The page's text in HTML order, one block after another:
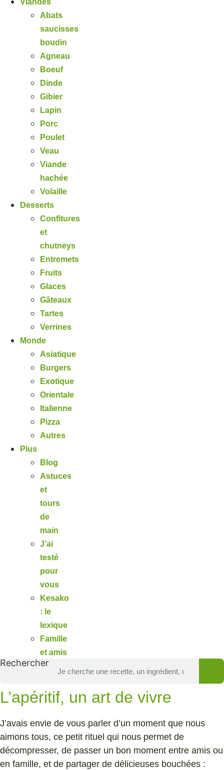
Viandes
Abats
saucisses
boudin
Agneau
Boeuf
Dinde
Gibier
Lapin
Porc
Poulet
Veau
Viande
hachée
Volaille
Desserts
Confitures
et
chutneys
Entremets
Fruits
Glaces
Gâteaux
Tartes
Verrines
Monde
Asiatique
Burgers
Exotique
Orientale
Italienne
Pizza
Autres
Plus
Blog
Astuces
et
tours
de
main
J’ai
testé
pour
vous
Kesako
: le
lexique
Famille
et amis
Rechercher
L’apéritif, un art de vivre
J’avais envie de vous parler d’un moment que nous
aimons tous, ce petit rituel qui nous permet de
décompresser, de passer un bon moment entre amis ou
en famille, et de partager de délicieuses bouchées :